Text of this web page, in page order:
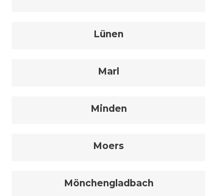
Lünen
Marl
Minden
Moers
Mönchengladbach